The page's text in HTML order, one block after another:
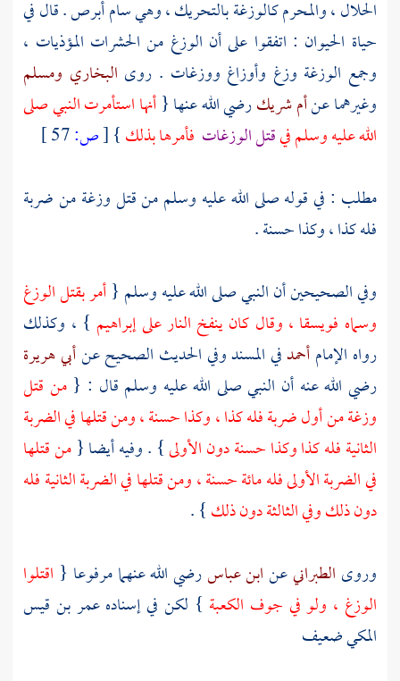
الحلال ، والمحرم كالوزغة بالتحريك ، وهي سام أبرص . قال في
حياة الحيوان : اتفقوا على أن الوزغ من الحشرات المؤذيات ،
وجمع الوزغة وزغ وأوزاغ ووزغات . روى البخاري ومسلم
وغيرهما عنأم شريكرضي الله عنها {أنها استأمرت النبي صلى
الله عليه وسلم فيقتل الوزغات فأمرها بذلك}
[ص:
مطلب : في قوله صلى الله عليه وسلم من قتل وزغة من ضربة
فله كذا ، وكذا حسنة .
وفي الصحيحين أن النبي صلى الله عليه وسلم {أمر بقتل الوزغ
وسماه فويسقا ، وقال كان ينفخ النار علىإبراهيم } ، وكذلك
رواه الإمامأحمدفي المسند وفي الحديث الصحيح عنأبي هريرة
رضي الله عنه أن النبي صلى الله عليه وسلم قال : {من قتل
وزغة من أول ضربة فله كذا ، وكذا حسنة ، ومن قتلها في الضربة
الثانية فله كذا وكذا حسنة دون الأولى} . وفيه أيضا {من قتلها
في الضربة الأولى فله مائة حسنة ، ومن قتلها في الضربة الثانية فله
دون ذلك وفي الثالثة دون ذلك} .
وروى الطبرانيعنابن عباسرضي الله عنهما مرفوعا { اقتلوا
الوزغ ، ولو في جوف الكعبة } لكن في إسنادهعمر بن قيس
المكيضعيف